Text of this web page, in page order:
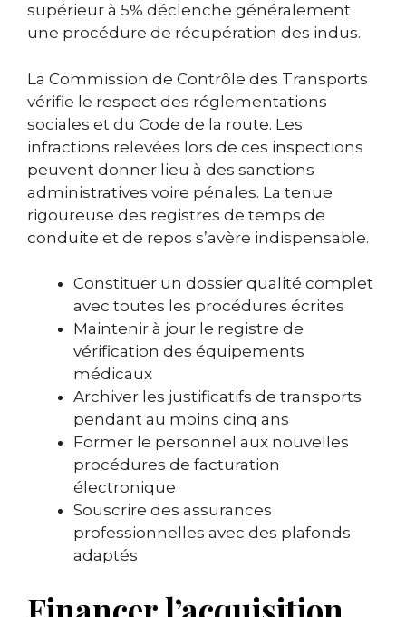
supérieur à 5% déclenche généralement
une procédure de récupération des indus.
La Commission de Contrôle des Transports
vérifie le respect des réglementations
sociales et du Code de la route. Les
infractions relevées lors de ces inspections
peuvent donner lieu à des sanctions
administratives voire pénales. La tenue
rigoureuse des registres de temps de
conduite et de repos s’avère indispensable.
Constituer un dossier qualité complet
avec toutes les procédures écrites
Maintenir à jour le registre de
vérification des équipements
médicaux
Archiver les justificatifs de transports
pendant au moins cinq ans
Former le personnel aux nouvelles
procédures de facturation
électronique
Souscrire des assurances
professionnelles avec des plafonds
adaptés